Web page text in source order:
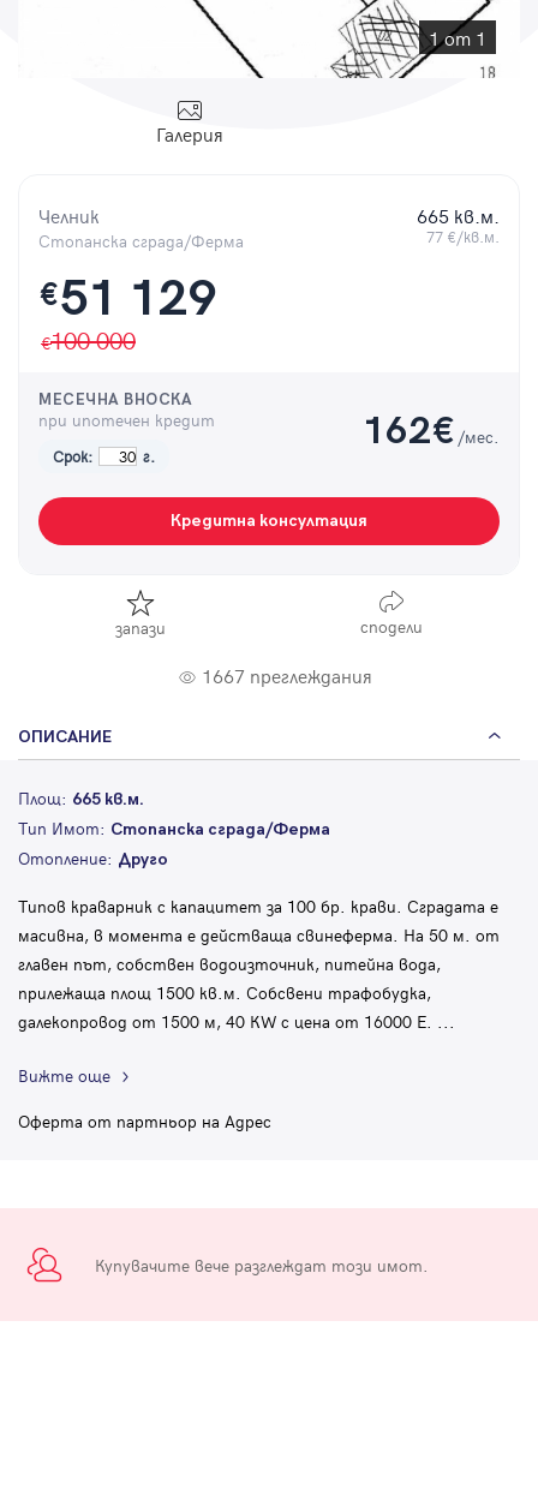
1 от 1
Галерия
Челник
Стопанска сграда/Ферма
665 кв.м.
77 €/кв.м.
€51 129
100 000
МЕСЕЧНА ВНОСКА
при ипотечен кредит
Срок: г.
162€ /мес.
Кредитна консултация
запази сподели
1667 преглеждания
ОПИСАНИЕ
Площ: 665 кв.м.
Тип Имот: Стопанска сграда/Ферма
Отопление: Друго
Типов краварник с капацитет за 100 бр. крави. Сградата е
масивна, в момента е действаща свинеферма. На 50 м. от
главен път, собствен водоизточник, питейна вода,
прилежаща площ 1500 кв.м. Собсвени трафобудка,
далекопровод от 1500 м, 40 КW с цена от 16000 Е. ...
Вижте още
Оферта от партньор на Адрес
Купувачите вече разглеждат този имот.
Забравена парола
Регистрация